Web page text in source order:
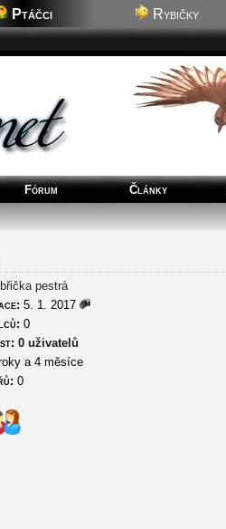
Ptáčci Rybičky
Fórum Články
pestrá
5. 1. 2017
0
0 uživatelů
a 4 měsíce
0